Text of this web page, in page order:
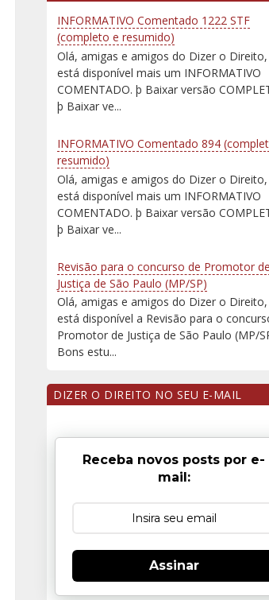
INFORMATIVO Comentado 1222 STF
(completo e resumido)
Olá, amigas e amigos do Dizer o Direito,
está disponível mais um INFORMATIVO
COMENTADO. þ Baixar versão
þ Baixar ve...
INFORMATIVO Comentado 894
resumido)
Olá, amigas e amigos do Dizer o Direito,
está disponível mais um INFORMATIVO
COMENTADO. þ Baixar versão
þ Baixar ve...
Revisão para o concurso de Promotor de
Justiça de São Paulo (MP/SP)
Olá, amigas e amigos do Dizer o Direito,
está disponível a Revisão para o
Promotor de Justiça de São Paulo (MP/
Bons estu...
DIZER O DIREITO NO SEU E-MAIL
Receba novos posts por e-
mail:
Assinar